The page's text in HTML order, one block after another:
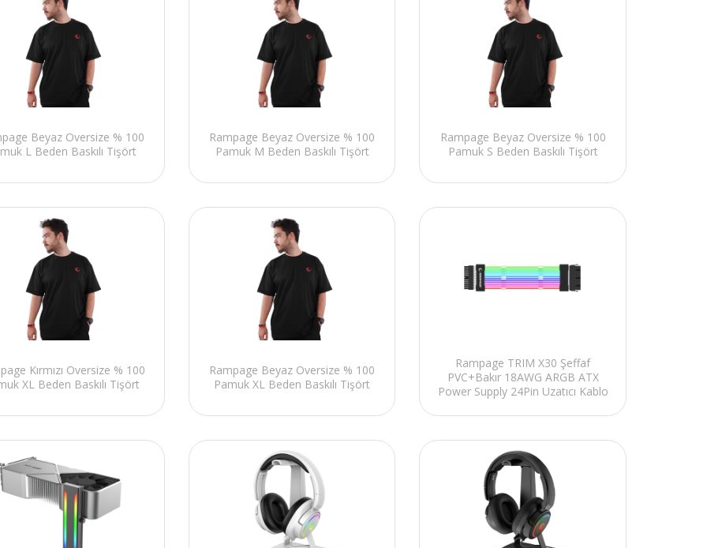
Beyaz Oversize % 100
L Beden Baskılı Tişört
Rampage Beyaz Oversize % 100
Pamuk M Beden Baskılı Tişört
Rampage Beyaz Oversize % 100
Pamuk S Beden Baskılı Tişört
Kırmızı Oversize % 100
XL Beden Baskılı Tişört
Rampage Beyaz Oversize % 100
Pamuk XL Beden Baskılı Tişört
Rampage TRIM X30 Şeffaf
PVC+Bakır 18AWG ARGB ATX
Power Supply 24Pin Uzatıcı Kablo